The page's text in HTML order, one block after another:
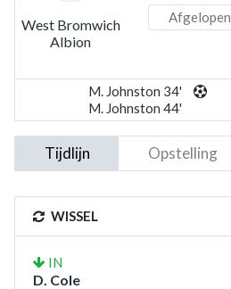
West Bromwich
Albion
Afgelopen
M. Johnston 34'
M. Johnston 44'
Tijdlijn Opstelling
WISSEL
IN
D. Cole